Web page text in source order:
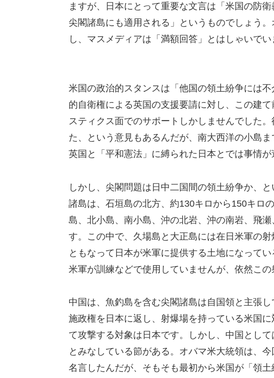
ますが、日本にとって重要な文言は「米国の防
尖閣諸島にも適用される」というものでしょう
し、マスメディアは「満額回答」とはしゃいでい
米国の政治的スタンスは「他国の領土紛争には
的自衛権による英国の支援要請に対し、この建
スティクス面でのサポートしかしませんでした
た、という意見もあるんだが、南大西洋の小島
英国と「平和憲法」に縛られた日本とでは事情が
しかし、尖閣問題は日中二国間の領土紛争か、
諸島は、石垣島の北方、約130キロから150キロ
島、北小島、南小島、沖の北岩、沖の南岩、飛
す。この中で、久場島と大正島には在日米軍の
ともなって日本が米軍に提供する土地になって
米軍が訓練などで使用していませんが、依然この
中国は、魚釣島を含む尖閣諸島は自国領と主張
施政権を日本に返し、射爆場を持っている米国
て攻撃する対象は日本です。しかし、中国とし
とみなしている節がある。オバマ米大統領は、
名言したんだが、そもそも最初から米国が「領